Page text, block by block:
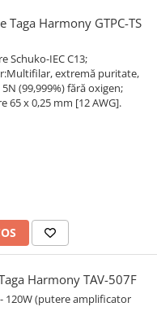
Taga Harmony GTPC-TS
Schuko-IEC C13;
extremă puritate,
(99,999%) fără oxigen;
65 x 0,25 mm [12 AWG].
Harmony TAV-507F
120W (putere amplificator